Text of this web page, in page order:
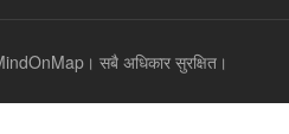
सबै अधिकार सुरक्षित।